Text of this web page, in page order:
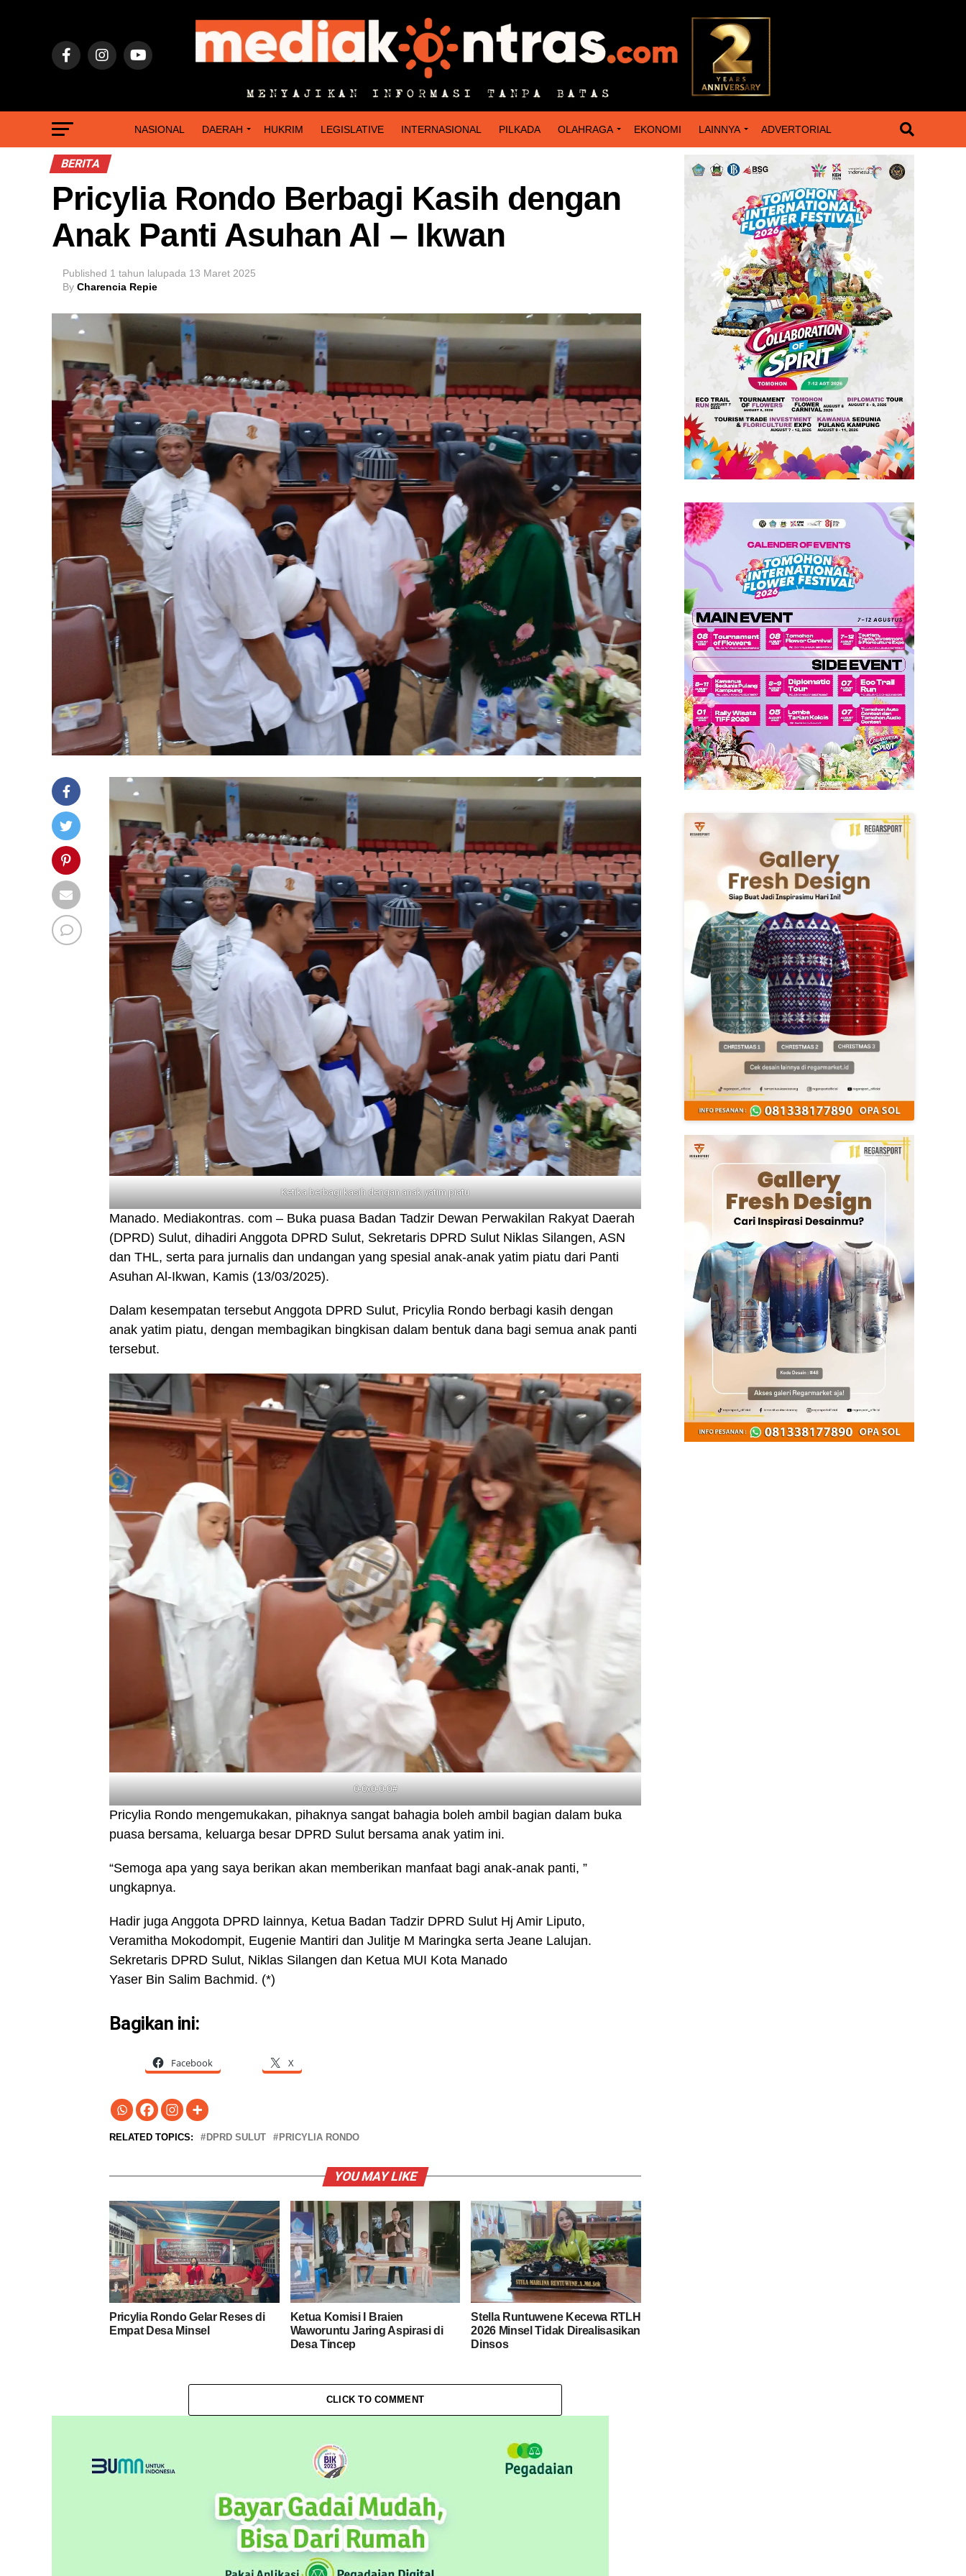
NASIONAL DAERAH HUKRIM LEGISLATIVE INTERNASIONAL PILKADA OLAHRAGA EKONOMI LAINNYA ADVERTORIAL
BERITA
Pricylia Rondo Berbagi Kasih dengan
Anak Panti Asuhan Al – Ikwan
Published 1 tahun lalupada 13 Maret 2025
By Charencia Repie
Ketika berbagi kasih dengan anak yatim piatu
Manado. Mediakontras. com – Buka puasa Badan Tadzir Dewan Perwakilan Rakyat Daerah
(DPRD) Sulut, dihadiri Anggota DPRD Sulut, Sekretaris DPRD Sulut Niklas Silangen, ASN
dan THL, serta para jurnalis dan undangan yang spesial anak-anak yatim piatu dari Panti
Asuhan Al-Ikwan, Kamis (13/03/2025).
Dalam kesempatan tersebut Anggota DPRD Sulut, Pricylia Rondo berbagi kasih dengan
anak yatim piatu, dengan membagikan bingkisan dalam bentuk dana bagi semua anak panti
tersebut.
0-0x0-0-0#
Pricylia Rondo mengemukakan, pihaknya sangat bahagia boleh ambil bagian dalam buka
puasa bersama, keluarga besar DPRD Sulut bersama anak yatim ini.
“Semoga apa yang saya berikan akan memberikan manfaat bagi anak-anak panti, ”
ungkapnya.
Hadir juga Anggota DPRD lainnya, Ketua Badan Tadzir DPRD Sulut Hj Amir Liputo,
Veramitha Mokodompit, Eugenie Mantiri dan Julitje M Maringka serta Jeane Lalujan.
Sekretaris DPRD Sulut, Niklas Silangen dan Ketua MUI Kota Manado
Yaser Bin Salim Bachmid. (*)
Bagikan ini:
Facebook X
RELATED TOPICS: DPRD SULUT PRICYLIA RONDO
YOU MAY LIKE
Pricylia Rondo Gelar Reses di
Empat Desa Minsel
Ketua Komisi I Braien
Waworuntu Jaring Aspirasi di
Desa Tincep
Stella Runtuwene Kecewa RTLH
2026 Minsel Tidak Direalisasikan
Dinsos
CLICK TO COMMENT